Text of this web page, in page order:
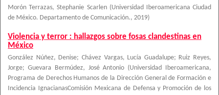
Morón Terrazas, Stephanie Scarlen (Universidad Iberoamericana Ciudad
de México. Departamento de Comunicación., 2019)
Violencia y terror : hallazgos sobre fosas clandestinas en
México
González Núñez, Denise; Chávez Vargas, Lucía Guadalupe;
Ruiz Reyes,
Jorge; Guevara Bermúdez, José Antonio (Universidad Iberoamericana,
Programa de Derechos Humanos de la Dirección General de Formación e
Incidencia IgnacianasComisión Mexicana de Defensa y Promoción de los